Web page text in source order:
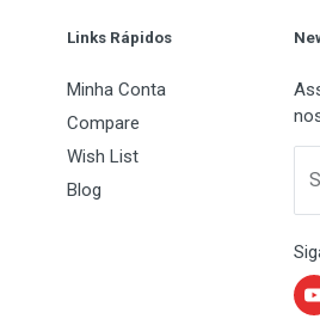
Email Address
Links Rápidos
Minha Conta
Compare
Wish List
Blog